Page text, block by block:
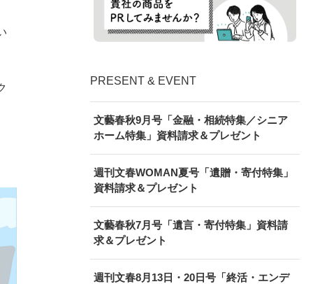
PRESENT & EVENT
文藝春秋9月号「金融・相続特集／シニア
ホーム特集」資料請求＆プレゼント
週刊文春WOMAN夏号「遺贈・寄付特集」
資料請求＆プレゼント
文藝春秋7月号「遺言・寄付特集」資料請
求＆プレゼント
週刊文春8月13日・20日号「終活・エンデ